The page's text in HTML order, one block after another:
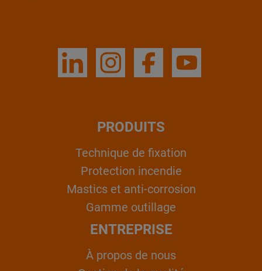
PRODUITS
Technique de fixation
Protection incendie
Mastics et anti-corrosion
Gamme outillage
ENTREPRISE
À propos de nous